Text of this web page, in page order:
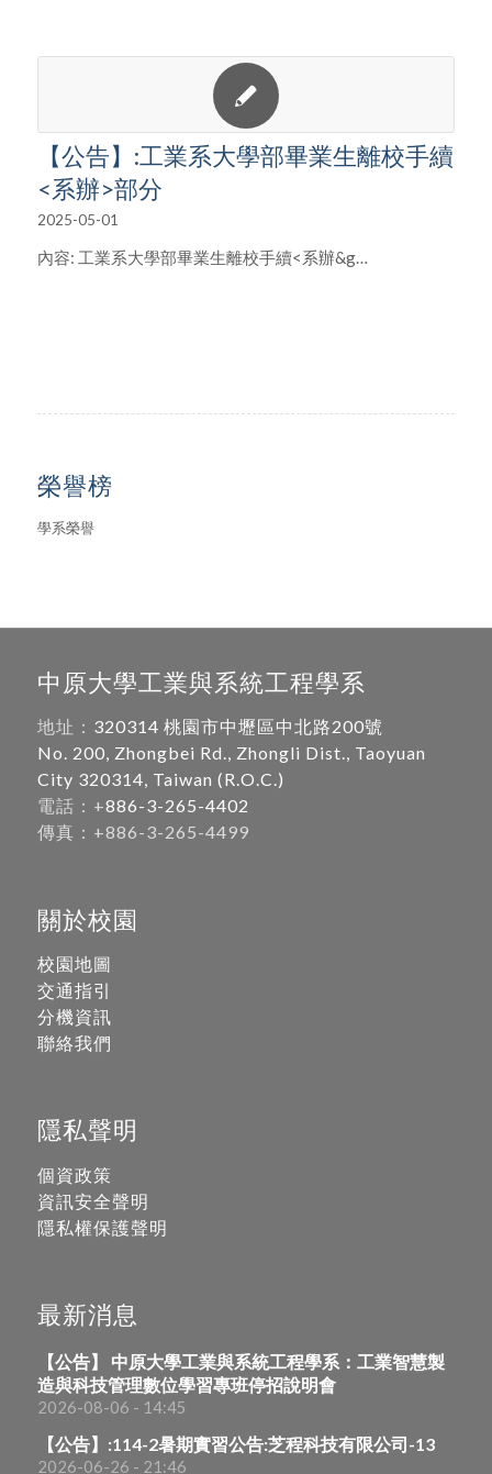
【公告】:工業系大學部畢業生離校手續
<系辦>部分
2025-05-01
內容: 工業系大學部畢業生離校手續<系辦&g…
榮譽榜
學系榮譽
中原大學工業與系統工程學系
地址： 320314 桃園市中壢區中北路200號
No. 200, Zhongbei Rd., Zhongli Dist., Taoyuan
City 320314, Taiwan (R.O.C.)
電話：+886-3-265-4402
傳真：+886-3-265-4499
關於校園
校園地圖
交通指引
分機資訊
聯絡我們
隱私聲明
個資政策
資訊安全聲明
隱私權保護聲明
最新消息
【公告】 中原大學工業與系統工程學系：工業智慧製
造與科技管理數位學習專班停招說明會
2026-08-06 - 14:45
【公告】:114-2暑期實習公告:芝程科技有限公司-13
2026-06-26 - 21:46